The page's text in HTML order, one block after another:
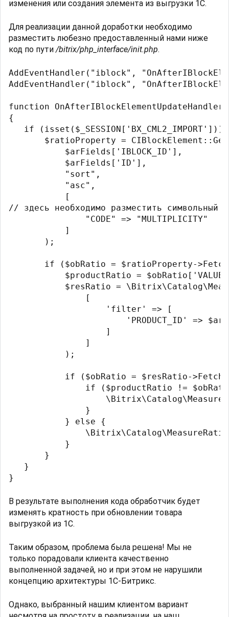
изменения или создания элемента из выгрузки 1С.
Для реализации данной доработки необходимо
разместить любезно предоставленный нами ниже
код по пути/bitrix/php_interface/init.php.
AddEventHandler("iblock",
AddEventHandler("iblock",
function
{
if (isset($_SESSION['BX_CML2_IMPORT']))
$ratioProperty =
           $arFields['IBLOCK_ID'],
           $arFields['ID'],
           "sort",
           "asc",
           [
// здесь необходимо разместить символьный
               "CODE" => "MULTIPLICITY"
           ]
       );
if ($obRatio = $ratioProperty-
$productRatio =
$resRatio =
               [
                   'filter' => [
'PRODUCT_ID' =>
                   ]
               ]
           );
if ($obRatio = $resRatio-
if ($productRatio !=
               }
           } else {
           }
       }
   }
В результате выполнения кода обработчик будет
изменять кратность при обновлении товара
выгрузкой из 1С.
Таким образом, проблема была решена! Мы не
только порадовали клиента качественно
выполненной задачей, но и при этом не нарушили
концепцию архитектуры 1С-Битрикс.
Однако, выбранный нашим клиентом вариант